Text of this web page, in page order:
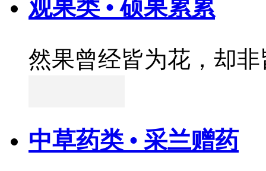
观果类 • 硕果累累
然果曾经皆为花，却
中草药类 • 采兰赠药